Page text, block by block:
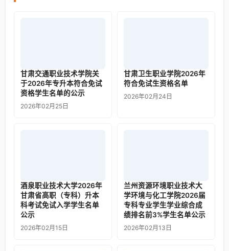
甘肃交通职业技术学院关
于2026年专升本符合免试
资格学生名单的公示
2026年02月25日
甘肃卫生职业学院2026年
符合免试生资格名单
2026年02月24日
酒泉职业技术大学2026年
甘肃省高职（专科）升本
科考试免试入学学生名单
公示
2026年02月15日
兰州资源环境职业技术大
学环境与化工学院2026届
专科专业学生学业综合成
绩排名前3%学生名单公示
2026年02月13日